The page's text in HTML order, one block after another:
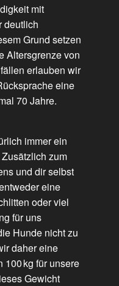
mit
deutlich
Grund setzen
Altersgrenze von
erlauben wir
eine
70 Jahre.
immer ein
zum
und dir selbst
eine
oder viel
für uns
Hunde nicht zu
daher eine
100 kg für unsere
Gewicht